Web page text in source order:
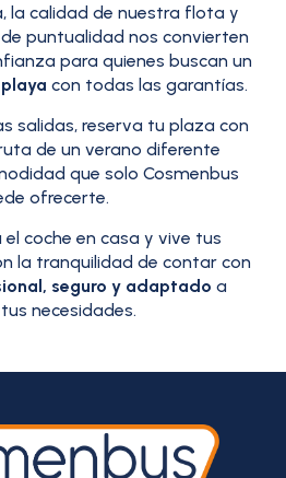
la calidad de nuestra flota y
puntualidad nos convierten
para quienes buscan un
con todas las garantías.
salidas, reserva tu plaza con
de un verano diferente
que solo Cosmenbus
ofrecerte.
el coche en casa y vive tus
la tranquilidad de contar con
seguro y adaptado a
necesidades.